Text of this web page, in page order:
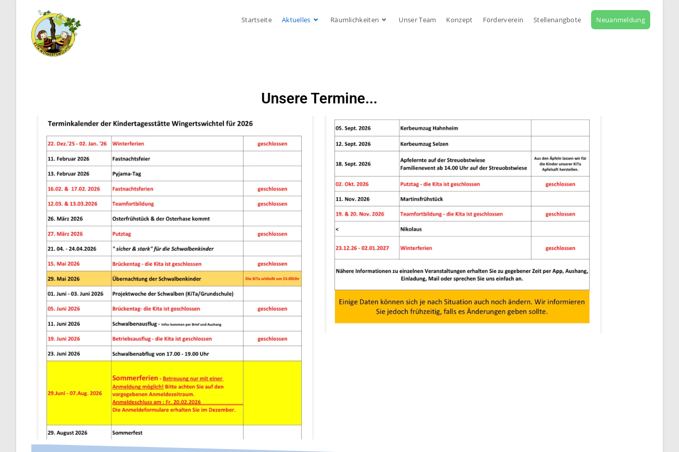
Startseite Aktuelles Räumlichkeiten Unser Team Konzept Förderverein Stellenangbote Neuanmeldung
Unsere Termine...